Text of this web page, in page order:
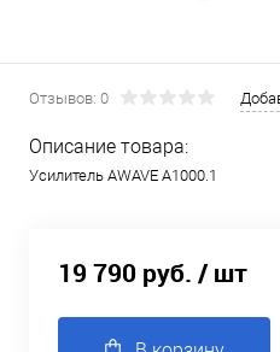
Отзывов: 0
Описание товара:
Усилитель AWAVE A1000.1
19 790 руб. / шт